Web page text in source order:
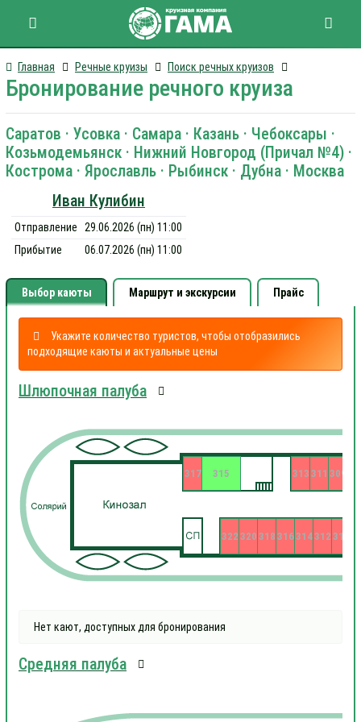
Главная Речные круизы Поиск речных круизов
Бронирование речного круиза
Саратов · Усовка · Самара · Казань · Чебоксары ·
Козьмодемьянск · Нижний Новгород (Причал №4) ·
Кострома · Ярославль · Рыбинск · Дубна · Москва
Иван Кулибин
Отправление
29.06.2026 (пн) 11:00
Прибытие
06.07.2026 (пн) 11:00
Выбор каюты Маршрут и экскурсии Прайс
Укажите количество туристов, чтобы отобразились
подходящие каюты и актуальные цены
Шлюпочная палуба
309
310
311
312
313
314
315
316
317
318
320
322
Нет кают, доступных для бронирования
Средняя палуба